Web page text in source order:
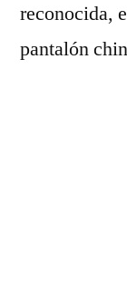
reconocida,
pantalón